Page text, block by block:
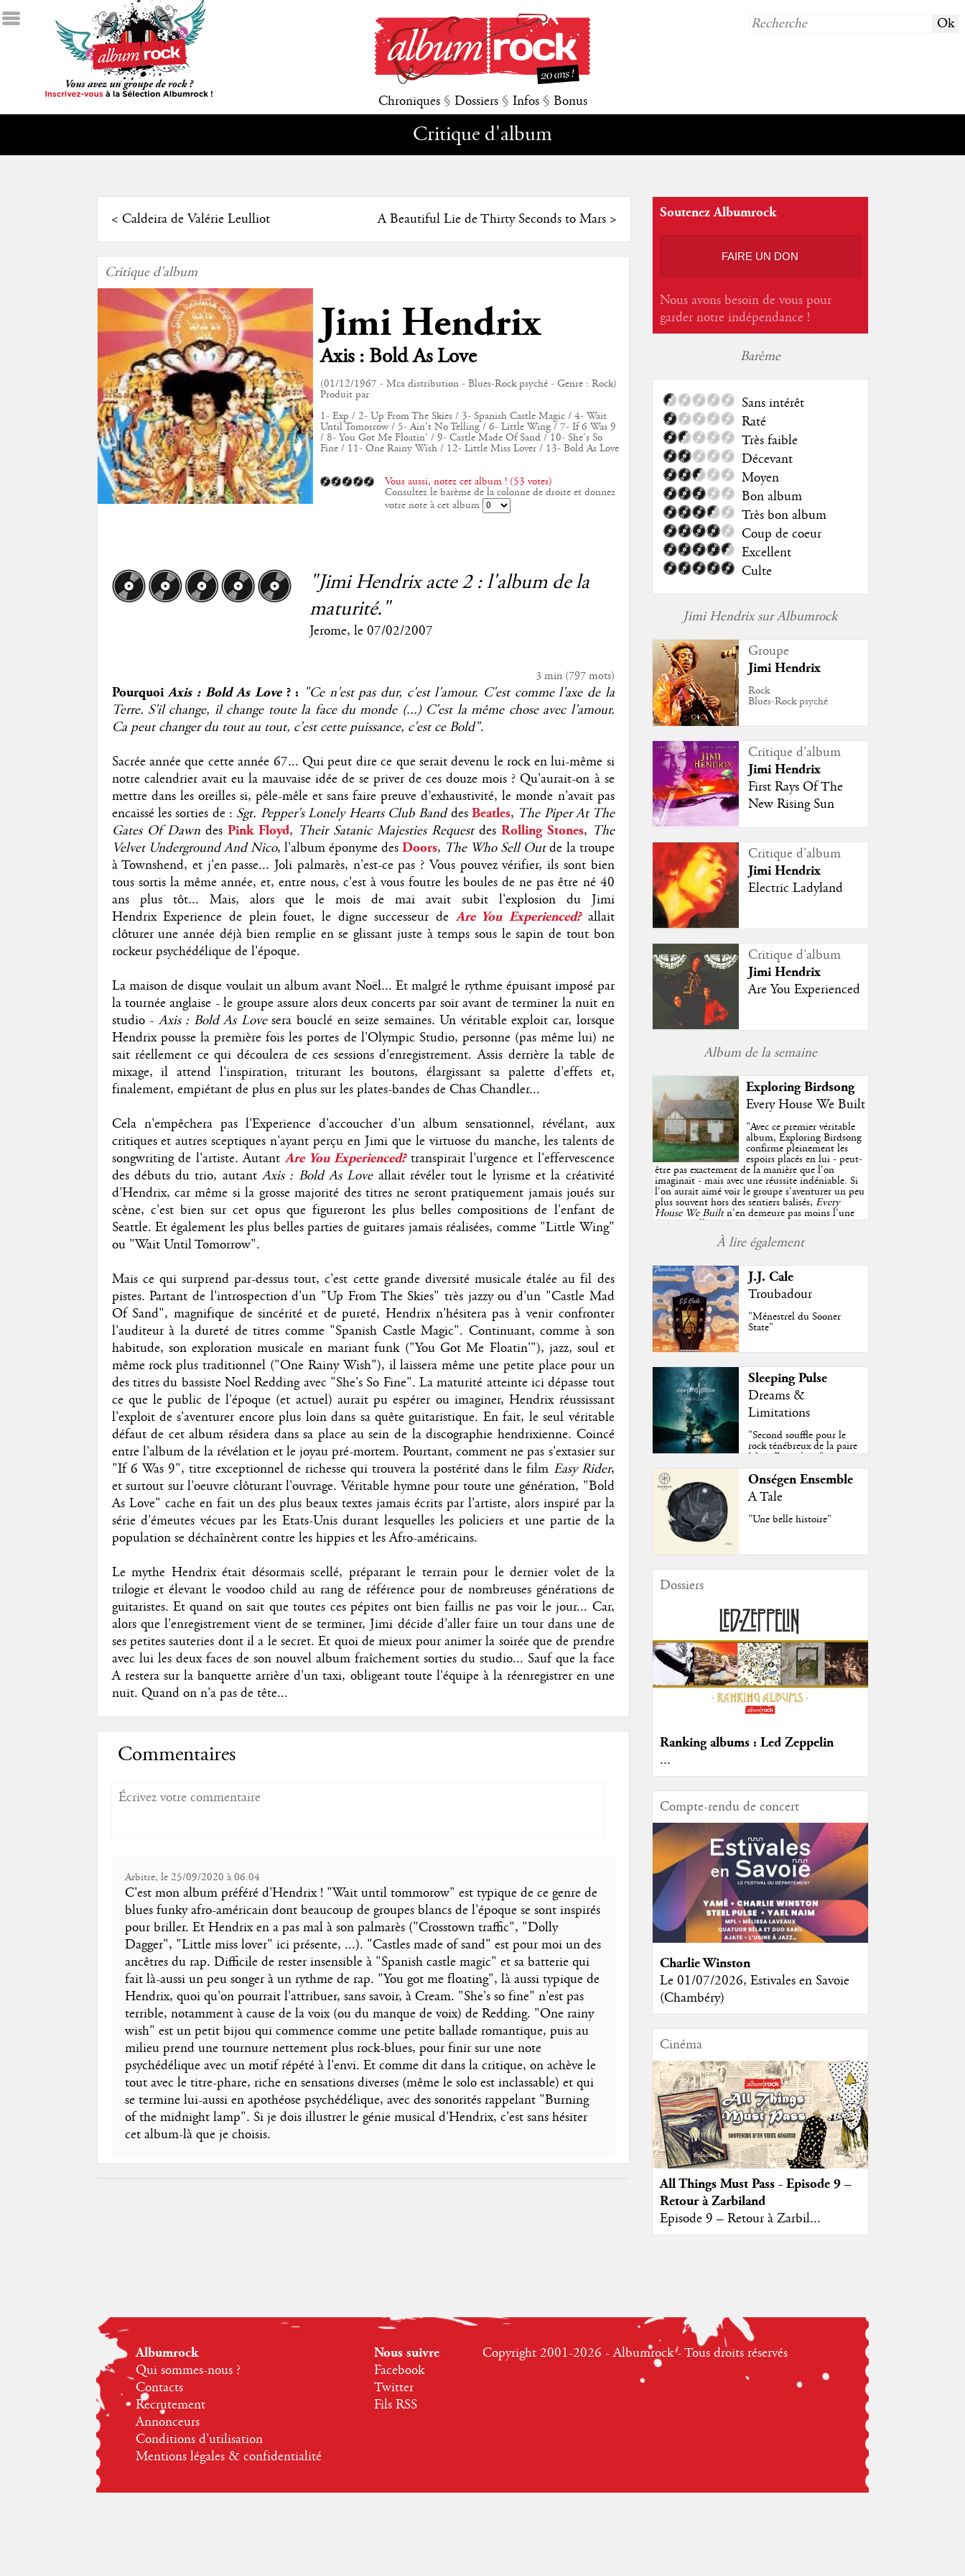
Chroniques § Dossiers § Infos § Bonus
Critique d'album
< Caldeira de Valérie Leulliot A Beautiful Lie de Thirty Seconds to Mars>
Critique d'album
Jimi Hendrix
Axis : Bold As Love
(01/12/1967 - Mca distribution - Blues-Rock psyché - Genre : Rock)
Produit par
1- Exp / 2- Up From The Skies / 3- Spanish Castle Magic / 4- Wait
Until Tomorrow / 5- Ain't No Telling / 6- Little Wing / 7- If 6 Was 9
/ 8- You Got Me Floatin' / 9- Castle Made Of Sand / 10- She's So
Fine / 11- One Rainy Wish / 12- Little Miss Lover / 13- Bold As Love
Vous aussi, notez cet album ! (53 votes)
Consultez le barème de la colonne de droite et donnez
votre note à cet album
"Jimi Hendrix acte 2 : l'album de la
maturité."
Jerome, le 07/02/2007
3 min(797mots)
PourquoiAxis : Bold As Love? : "Ce n'est pas dur, c'est l'amour. C'est comme l'axe de la
Terre. S'il change, il change toute la face du monde (...) C'est la même chose avec l'amour.
Ca peut changer du tout au tout, c'est cette puissance, c'est ce Bold".
Sacrée année que cette année 67... Qui peut dire ce que serait devenu le rock en lui-même si
notre calendrier avait eu la mauvaise idée de se priver de ces douze mois ? Qu'aurait-on à se
mettre dans les oreilles si, pêle-mêle et sans faire preuve d’exhaustivité, le monde n'avait pas
encaissé les sorties de : Sgt. Pepper's Lonely Hearts Club BanddesBeatles, The Piper At The
Gates Of DawndesPink Floyd, Their Satanic Majesties RequestdesRolling Stones, The
Velvet Underground And Nico, l'album éponyme desDoors, The Who Sell Outde la troupe
à Townshend, et j'en passe... Joli palmarès, n'est-ce pas ? Vous pouvez vérifier, ils sont bien
tous sortis la même année, et, entre nous, c'est à vous foutre les boules de ne pas être né 40
ans plus tôt... Mais, alors que le mois de mai avait subit l'explosion du Jimi
Hendrix Experience de plein fouet, le digne successeur deAre You Experienced?allait
clôturer une année déjà bien remplie en se glissant juste à temps sous le sapin de tout bon
rockeur psychédélique de l'époque.
La maison de disque voulait un album avant Noël... Et malgré le rythme épuisant imposé par
la tournée anglaise - le groupe assure alors deux concerts par soir avant de terminer la nuit en
studio -Axis : Bold As Lovesera bouclé en seize semaines. Un véritable exploit car, lorsque
Hendrix pousse la première fois les portes de l'Olympic Studio, personne (pas même lui) ne
sait réellement ce qui découlera de ces sessions d'enregistrement. Assis derrière la table de
mixage, il attend l'inspiration, triturant les boutons, élargissant sa palette d'effets et,
finalement, empiétant de plus en plus sur les plates-bandes de Chas Chandler...
Cela n'empêchera pas l'Experience d'accoucher d'un album sensationnel, révélant, aux
critiques et autres sceptiques n'ayant perçu en Jimi que le virtuose du manche, les talents de
songwriting de l'artiste. AutantAre You Experienced?transpirait l'urgence et l'effervescence
des débuts du trio, autantAxis : Bold As Loveallait révéler tout le lyrisme et la créativité
d'Hendrix, car même si la grosse majorité des titres ne seront pratiquement jamais joués sur
scène, c'est bien sur cet opus que figureront les plus belles compositions de l'enfant de
Seattle. Et également les plus belles parties de guitares jamais réalisées, comme "Little Wing"
ou "Wait Until Tomorrow".
Mais ce qui surprend par-dessus tout, c'est cette grande diversité musicale étalée au fil des
pistes. Partant de l'introspection d'un "Up From The Skies" très jazzy ou d'un "Castle Mad
Of Sand", magnifique de sincérité et de pureté, Hendrix n'hésitera pas à venir confronter
l'auditeur à la dureté de titres comme "Spanish Castle Magic". Continuant, comme à son
habitude, son exploration musicale en mariant funk ("You Got Me Floatin'"), jazz, soul et
même rock plus traditionnel ("One Rainy Wish"), il laissera même une petite place pour un
des titres du bassiste Noel Redding avec "She's So Fine". La maturité atteinte ici dépasse tout
ce que le public de l'époque (et actuel) aurait pu espérer ou imaginer, Hendrix réussissant
l'exploit de s'aventurer encore plus loin dans sa quête guitaristique. En fait, le seul véritable
défaut de cet album résidera dans sa place au sein de la discographie hendrixienne. Coincé
entre l'album de la révélation et le joyau pré-mortem. Pourtant, comment ne pas s'extasier sur
"If 6 Was 9", titre exceptionnel de richesse qui trouvera la postérité dans le film Easy Rider,
et surtout sur l'oeuvre clôturant l'ouvrage. Véritable hymne pour toute une génération, "Bold
As Love" cache en fait un des plus beaux textes jamais écrits par l'artiste, alors inspiré par la
série d'émeutes vécues par les Etats-Unis durant lesquelles les policiers et une partie de la
population se déchaînèrent contre les hippies et les Afro-américains.
Le mythe Hendrix était désormais scellé, préparant le terrain pour le dernier volet de la
trilogie et élevant le voodoo child au rang de référence pour de nombreuses générations de
guitaristes. Et quand on sait que toutes ces pépites ont bien faillis ne pas voir le jour... Car,
alors que l'enregistrement vient de se terminer, Jimi décide d'aller faire un tour dans une de
ses petites sauteries dont il a le secret. Et quoi de mieux pour animer la soirée que de prendre
avec lui les deux faces de son nouvel album fraîchement sorties du studio... Sauf que la face
A restera sur la banquette arrière d'un taxi, obligeant toute l'équipe à la réenregistrer en une
nuit. Quand on n'a pas de tête...
Commentaires
Arbitre, le 25/09/2020 à 06:04
C'est mon album préféré d'Hendrix ! "Wait until tommorow" est typique de ce genre de
blues funky afro-américain dont beaucoup de groupes blancs de l'époque se sont inspirés
pour briller. Et Hendrix en a pas mal à son palmarès ("Crosstown traffic", "Dolly
Dagger", "Little miss lover" ici présente, ...). "Castles made of sand" est pour moi un des
ancêtres du rap. Difficile de rester insensible à "Spanish castle magic" et sa batterie qui
fait là-aussi un peu songer à un rythme de rap. "You got me floating", là aussi typique de
Hendrix, quoi qu'on pourrait l'attribuer, sans savoir, à Cream. "She's so fine" n'est pas
terrible, notamment à cause de la voix (ou du manque de voix) de Redding. "One rainy
wish" est un petit bijou qui commence comme une petite ballade romantique, puis au
milieu prend une tournure nettement plus rock-blues, pour finir sur une note
psychédélique avec un motif répété à l'envi. Et comme dit dans la critique, on achève le
tout avec le titre-phare, riche en sensations diverses (même le solo est inclassable) et qui
se termine lui-aussi en apothéose psychédélique, avec des sonorités rappelant "Burning
of the midnight lamp". Si je dois illustrer le génie musical d'Hendrix, c'est sans hésiter
cet album-là que je choisis.
Soutenez Albumrock
FAIRE UN DON
Nous avons besoin de vous pour
garder notre indépendance !
Barème
Sans intérêt
Raté
Très faible
Décevant
Moyen
Bon album
Très bon album
Coup de coeur
Excellent
Culte
Jimi Hendrix sur Albumrock
Groupe
Jimi Hendrix
Rock
Blues-Rock psyché
Critique d'album
Jimi Hendrix
First Rays Of The
New Rising Sun
Critique d'album
Jimi Hendrix
Electric Ladyland
Critique d'album
Jimi Hendrix
Are You Experienced
Album de la semaine
Exploring Birdsong
Every House We Built
"Avec ce premier véritable
album, Exploring Birdsong
confirme pleinement les
espoirs placés en lui - peut-
être pas exactement de la manière que l'on
imaginait - mais avec une réussite indéniable. Si
l'on aurait aimé voir le groupe s'aventurer un peu
plus souvent hors des sentiers balisés,Every
House We Builtn'en demeure pas moins l'une
des très belles surprises de cette année, porté par
plusieurs morceaux qui trouveront sans difficulté
une place de choix dans vos playlists estivales.
À lire également
J.J. Cale
Troubadour
"Ménestrel du Sooner
State"
Sleeping Pulse
Dreams &
Limitations
"Second souffle pour le
rock ténébreux de la paire
Moss-Fazendeiro"
Onségen Ensemble
A Tale
"Une belle histoire"
Dossiers
Ranking albums : Led Zeppelin
...
Compte-rendu de concert
Charlie Winston
Le 01/07/2026, Estivales en Savoie
(Chambéry)
Cinéma
All Things Must Pass - Episode 9 –
Retour à Zarbiland
Episode 9 – Retour à Zarbil...
Albumrock
Qui sommes-nous ?
Contacts
Recrutement
Annonceurs
Conditions d'utilisation
Mentions légales & confidentialité
Nous suivre
Facebook
Twitter
Fils RSS
Copyright 2001-2026 - Albumrock - Tous droits réservés